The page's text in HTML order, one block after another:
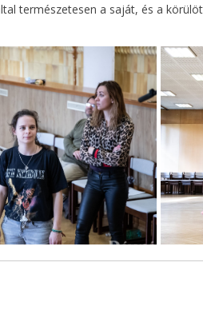
természetesen a saját, és a